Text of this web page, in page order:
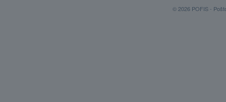
© 2026 POFIS -